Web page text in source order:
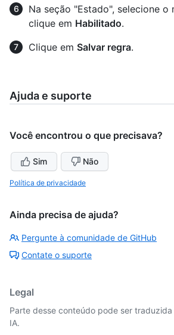
Na seção "Estado", selecione o
clique em Habilitado.
Clique em Salvar regra.
Ajuda e suporte
Você encontrou o que precisava?
Sim Não
Política de privacidade
Ainda precisa de ajuda?
Pergunte à comunidade de GitHub
Contate o suporte
Legal
Parte desse conteúdo pode ser
IA.